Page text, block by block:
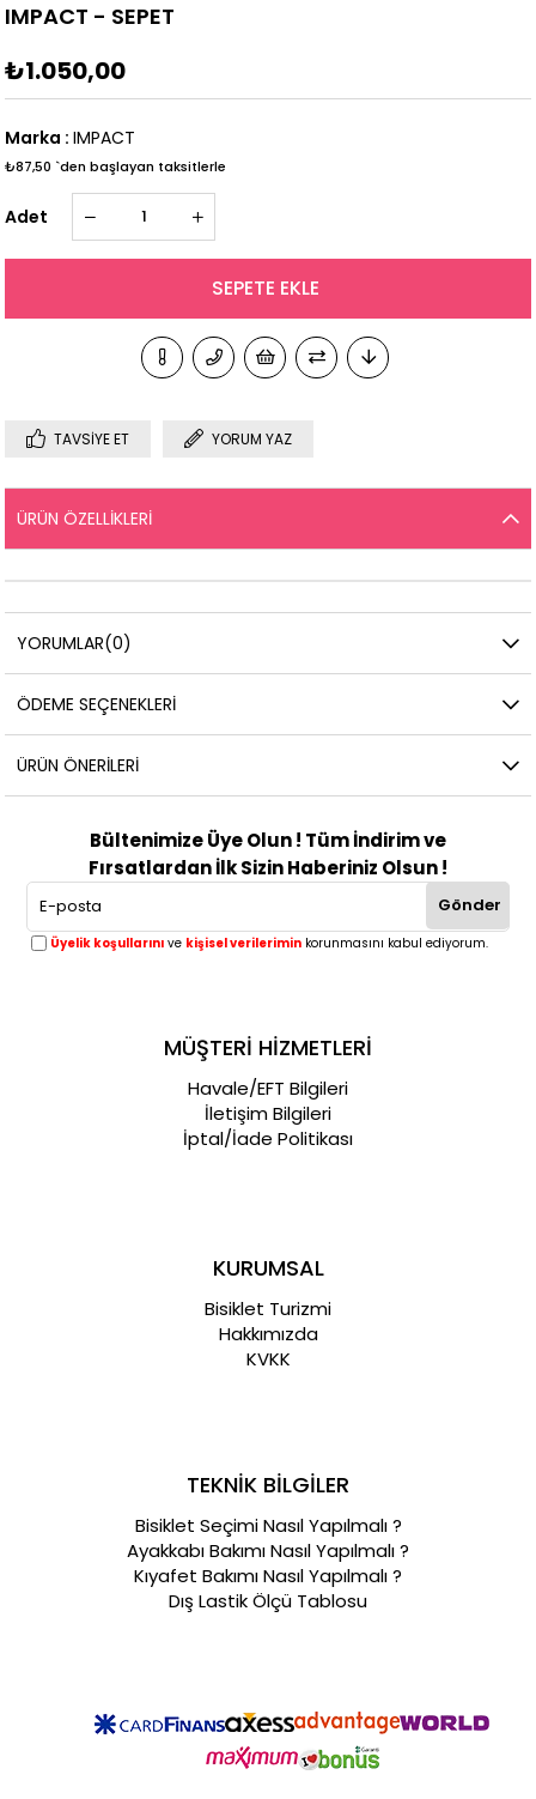
IMPACT - SEPET
₺1.050,00
Marka : IMPACT
₺87,50 `den başlayan taksitlerle
Adet
TAVSIYE ET YORUM YAZ
ÜRÜN ÖZELLIKLERI
YORUMLAR(0)
ÖDEME SEÇENEKLERI
ÜRÜN ÖNERILERI
Bültenimize Üye Olun ! Tüm İndirim ve
Fırsatlardan İlk Sizin Haberiniz Olsun !
Gönder
Üyelik koşullarını ve kişisel verilerimin korunmasını kabul ediyorum.
MÜŞTERİ HİZMETLERİ
Havale/EFT Bilgileri
İletişim Bilgileri
İptal/İade Politikası
KURUMSAL
Bisiklet Turizmi
Hakkımızda
KVKK
TEKNİK BİLGİLER
Bisiklet Seçimi Nasıl Yapılmalı ?
Ayakkabı Bakımı Nasıl Yapılmalı ?
Kıyafet Bakımı Nasıl Yapılmalı ?
Dış Lastik Ölçü Tablosu